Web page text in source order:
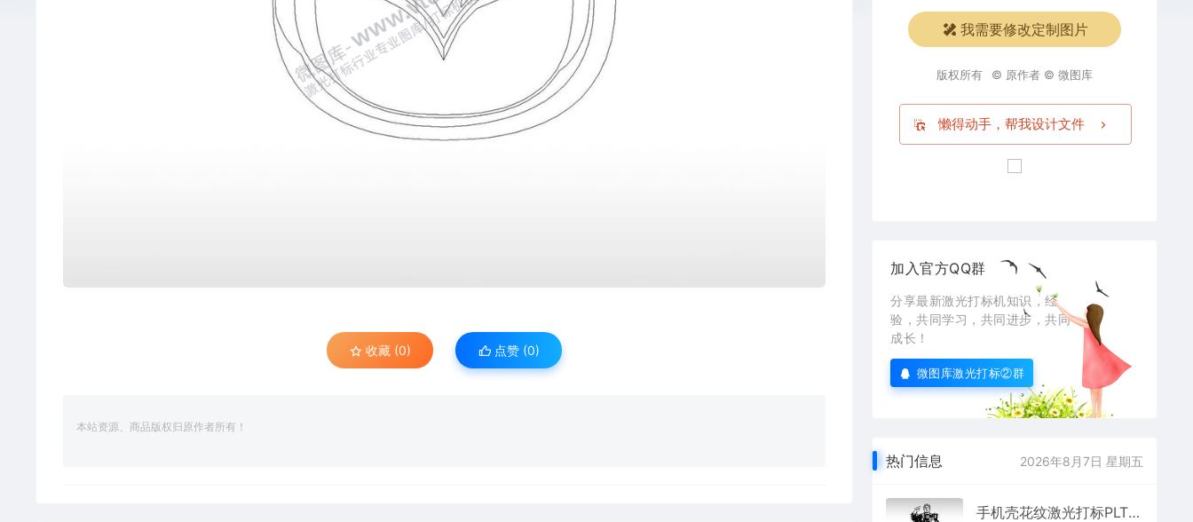
收藏 (0) 点赞 (0)
本站资源、商品版权归原作者所有！
我需要修改定制图片
版权所有 © 原作者 © 微图库
懒得动手，帮我设计文件
加入官方QQ群
分享最新激光打标机知识，经
验，共同学习，共同进步，共同
成长！
微图库激光打标②群
热门信息 2026年8月7日 星期五
手机壳花纹激光打标PLT格式通用激光打标模板镭射模板通用激光打标图档文件11